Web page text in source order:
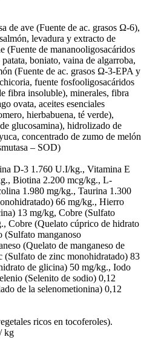
de ave (Fuente de ac. grasos Ω-6),
levadura y extracto de
(Fuente de mananooligosacáridos
boniato, vaina de algarroba,
(Fuente de ac. grasos Ω-3-EPA y
fuente fosfooligosacáridos
fibra insoluble), minerales, fibra
ovata, aceites esenciales
hierbabuena, té verde),
glucosamina), hidrolizado de
concentrado de zumo de melón
– SOD)
D-3 1.760 U.I/kg., Vitamina E
Biotina 2.200 mcg/kg., L-
1.980 mg/kg., Taurina 1.300
66 mg/kg., Hierro
13 mg/kg, Cobre (Sulfato
Cobre (Quelato cúprico de hidrato
(Sulfato manganoso
(Quelato de manganeso de
de zinc monohidratado) 83
de glicina) 50 mg/kg., Iodo
(Selenito de sodio) 0,12
de la selenometionina) 0,12
ricos en tocoferoles).
kg